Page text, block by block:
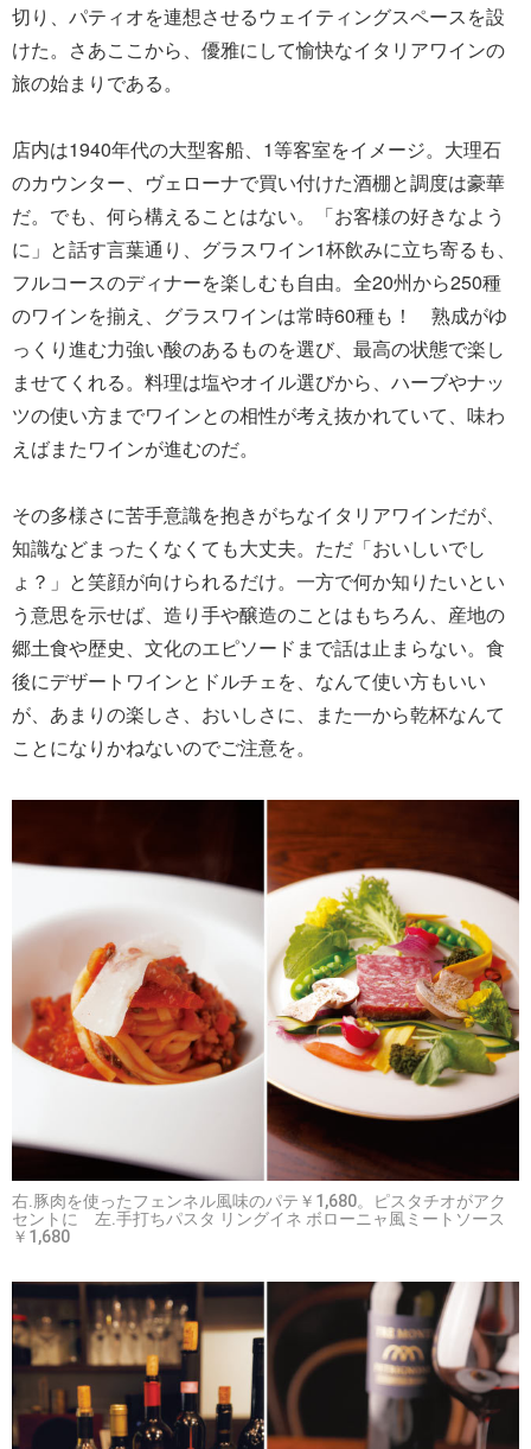
切り、パティオを連想させるウェイティングスペースを設
けた。さあここから、優雅にして愉快なイタリアワインの
旅の始まりである。
店内は1940年代の大型客船、1等客室をイメージ。大理石
のカウンター、ヴェローナで買い付けた酒棚と調度は豪華
だ。でも、何ら構えることはない。「お客様の好きなよう
に」と話す言葉通り、グラスワイン1杯飲みに立ち寄るも、
フルコースのディナーを楽しむも自由。全20州から250種
のワインを揃え、グラスワインは常時60種も！ 熟成がゆ
っくり進む力強い酸のあるものを選び、最高の状態で楽し
ませてくれる。料理は塩やオイル選びから、ハーブやナッ
ツの使い方までワインとの相性が考え抜かれていて、味わ
えばまたワインが進むのだ。
その多様さに苦手意識を抱きがちなイタリアワインだが、
知識などまったくなくても大丈夫。ただ「おいしいでし
ょ？」と笑顔が向けられるだけ。一方で何か知りたいとい
う意思を示せば、造り手や醸造のことはもちろん、産地の
郷土食や歴史、文化のエピソードまで話は止まらない。食
後にデザートワインとドルチェを、なんて使い方もいい
が、あまりの楽しさ、おいしさに、また一から乾杯なんて
ことになりかねないのでご注意を。
右.豚肉を使ったフェンネル風味のパテ￥1,680。ピスタチオがアク
セントに 左.手打ちパスタ リングイネ ボローニャ風ミートソース
￥1,680